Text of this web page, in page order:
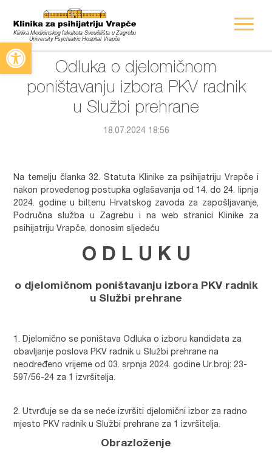
Open toolbar
Odluka o djelomičnom
poništavanju izbora PKV radnik
u Službi prehrane
18.07.2024 18:56
Na temelju članka 32. Statuta Klinike za psihijatriju Vrapče i
nakon provedenog postupka oglašavanja od 14. do 24. lipnja
2024. godine u biltenu Hrvatskog zavoda za zapošljavanje,
Područna služba u Zagrebu i na web stranici Klinike za
psihijatriju Vrapče, donosim sljedeću
O D L U K U
o djelomičnom poništavanju izbora PKV radnik
u Službi prehrane
Djelomično se poništava Odluka o izboru kandidata za
obavljanje poslova PKV radnik u Službi prehrane na
neodređeno vrijeme od 03. srpnja 2024. godine Ur.broj: 23-
597/56-24 za 1 izvršitelja.
Utvrđuje se da se neće izvršiti djelomični izbor za radno
mjesto PKV radnik u Službi prehrane za 1 izvršitelja.
Obrazloženje